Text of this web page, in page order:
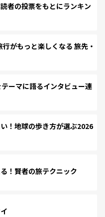
者の投票をもとにランキン
がもっと楽しくなる 旅先・
ーマに語るインタビュー連
！地球の歩き方が選ぶ2026
！賢者の旅テクニック